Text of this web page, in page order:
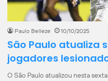
Paulo Belleze 10/10/2025
São Paulo atualiza
jogadores
O São Paulo atualizou nesta